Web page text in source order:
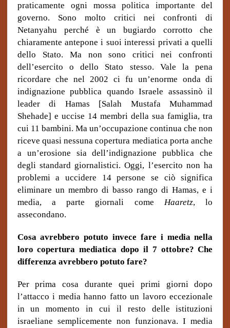
praticamente ogni mossa politica importante del
governo. Sono molto critici nei confronti di
Netanyahu perché è un bugiardo corrotto che
chiaramente antepone i suoi interessi privati ​​a quelli
dello Stato. Ma non sono critici nei confronti
dell’esercito o dello Stato stesso. Vale la pena
ricordare che nel 2002 ci fu un’enorme onda di
indignazione pubblica quando Israele assassinò il
leader di Hamas [Salah Mustafa Muhammad
Shehade] e uccise 14 membri della sua famiglia, tra
cui 11 bambini. Ma un’occupazione continua che non
riceve quasi nessuna copertura mediatica porta anche
a un’erosione sia dell’indignazione pubblica che
degli standard giornalistici. Oggi, l’esercito non ha
problemi a uccidere 14 persone se ciò significa
eliminare un membro di basso rango di Hamas, e i
media, a parte giornali comeHaaretz, lo
assecondano.
Cosa avrebbero potuto invece fare i media nella
loro copertura mediatica dopo il 7 ottobre?Che
differenza avrebbero potuto fare?
Per prima cosa durante quei primi giorni dopo
l’attacco i media hanno fatto un lavoro eccezionale
in un momento in cui il resto delle istituzioni
israeliane semplicemente non funzionava. I media